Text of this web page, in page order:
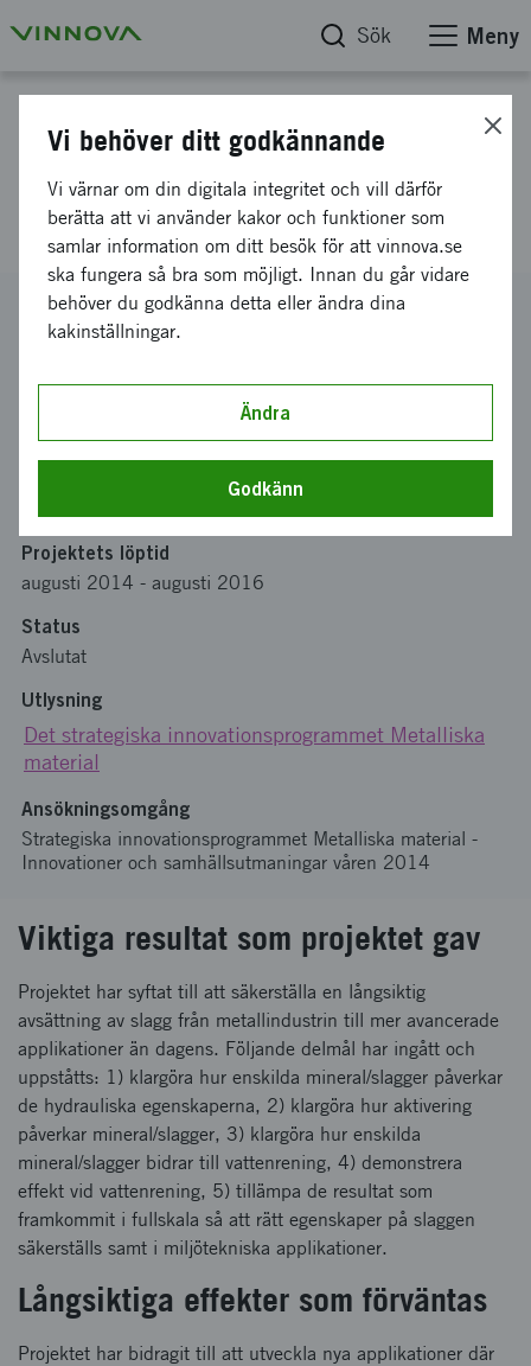
Sök Meny
Intelligent styrning av slaggers
egenskaper för bättre miljö
Diarienummer
2014-01837
Koordinator
-Institutionen för
samhällsbyggnad och naturresurser
Projektets löptid
augusti 2014 - augusti 2016
Status
Avslutat
Utlysning
Det strategiska innovationsprogrammet Metalliska
material
Ansökningsomgång
Strategiska innovationsprogrammet Metalliska material -
Innovationer och samhällsutmaningar våren 2014
Viktiga resultat som projektet gav
Projektet har syftat till att säkerställa en långsiktig
avsättning av slagg från metallindustrin till mer avancerade
applikationer än dagens. Följande delmål har ingått och
uppståtts: 1) klargöra hur enskilda mineral/slagger påverkar
de hydrauliska egenskaperna, 2) klargöra hur aktivering
påverkar mineral/slagger, 3) klargöra hur enskilda
mineral/slagger bidrar till vattenrening, 4) demonstrera
effekt vid vattenrening, 5) tillämpa de resultat som
framkommit i fullskala så att rätt egenskaper på slaggen
säkerställs samt i miljötekniska applikationer.
Långsiktiga effekter som förväntas
Projektet har bidragit till att utveckla nya applikationer där
Vi behöver ditt godkännande
Vi värnar om din digitala integritet och vill därför
berätta att vi använder kakor och funktioner som
samlar information om ditt besök för att vinnova.se
ska fungera så bra som möjligt. Innan du går vidare
behöver du godkänna detta eller ändra dina
kakinställningar.
Ändra
Godkänn